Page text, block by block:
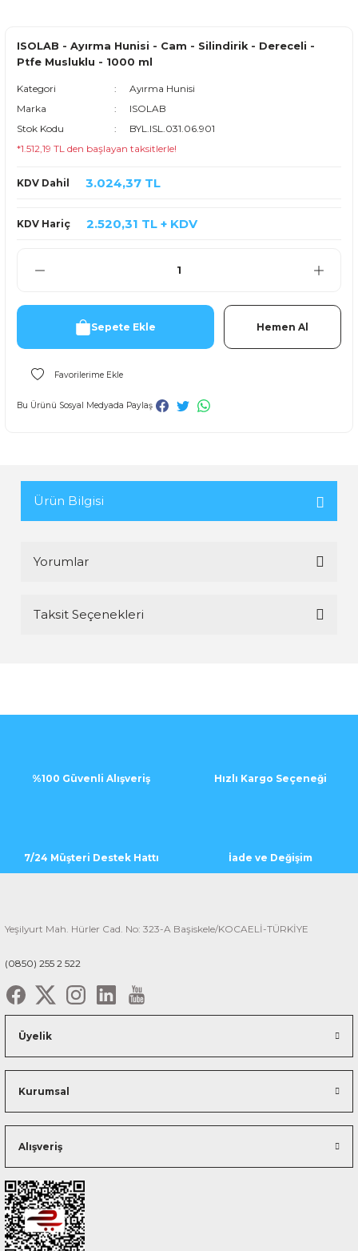
ISOLAB - Ayırma Hunisi - Cam - Silindirik - Dereceli -
Ptfe Musluklu - 1000 ml
Kategori
Ayırma Hunisi
Marka
ISOLAB
Stok Kodu
BYL.ISL.031.06.901
*1.512,19 TL den başlayan taksitlerle!
KDV Dahil 3.024,37 TL
KDV Hariç 2.520,31 TL + KDV
Sepete Ekle Hemen Al
Bu Ürünü Sosyal Medyada Paylaş
Ürün Bilgisi
Yorumlar
Bu ürüne ilk yorumu siz yapın!
Taksit Seçenekleri
%100 Güvenli Alışveriş Hızlı Kargo Seçeneği
7/24 Müşteri Destek Hattı İade ve Değişim
Yeşilyurt Mah. Hürler Cad. No: 323-A Başiskele/KOCAELİ-TÜRKİYE
(0850) 255 2 522
Üyelik
Kurumsal
Alışveriş